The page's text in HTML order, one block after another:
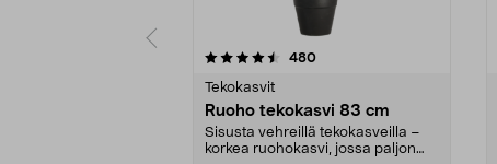
480arvostelut
Tekokasvit
Ruoho tekokasvi 83 cm
Sisusta vehreillä tekokasveilla –
korkea ruohokasvi, jossa paljon
4.5 viidestä